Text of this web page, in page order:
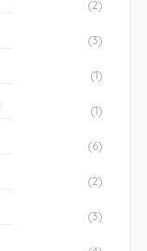
(2)
(3)
(1)
(1)
(6)
(2)
(3)